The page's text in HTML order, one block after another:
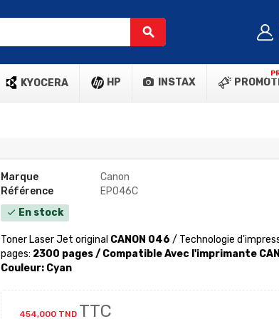
search
KYOCERA HP INSTAX
Marque
Canon
Référence
EP046C
check En stock
Toner Laser Jet original CANON 046 / Technologie
pages: 2300 pages / Compatible Avec l'imprimante
Couleur: Cyan
454,000 TND TTC